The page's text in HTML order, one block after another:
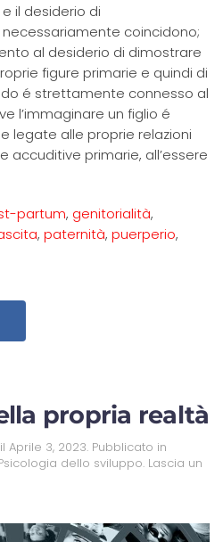
il desiderio di
coincidono;
al desiderio di dimostrare
figure primarie e quindi di
é strettamente connesso al
l’immaginare un figlio é
legate alle proprie relazioni
accuditive primarie, all’essere
partum, genitorialità,
, paternità, puerperio,
propria realtà
il Aprile 3, 2023. Pubblicato in
dello sviluppo. Lascia un